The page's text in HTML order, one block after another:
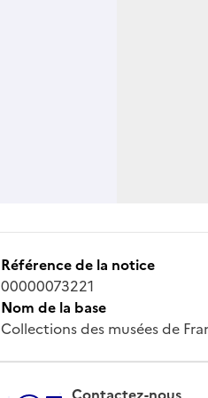
Référence de la notice
00000073221
Nom de la base
Collections des musées de